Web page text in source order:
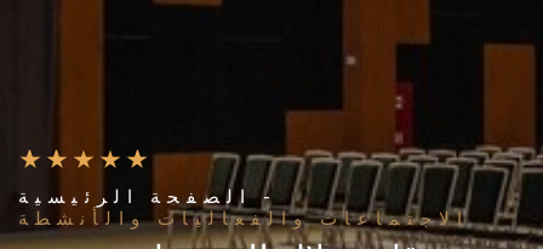
الصفحة الرئيسية -
الاجتماعات والفعاليات والأنشطة